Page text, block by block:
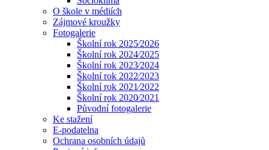
O škole v médiích
Zájmové kroužky
Fotogalerie
Školní rok 2025⁄2026
Školní rok 2024⁄2025
Školní rok 2023⁄2024
Školní rok 2022⁄2023
Školní rok 2021⁄2022
Školní rok 2020⁄2021
Původní fotogalerie
Ke stažení
E-podatelna
Ochrana osobních údajů